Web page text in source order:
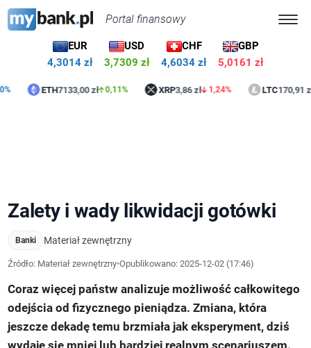
Portal finansowy
EUR
4,3014 zł
USD
3,7309 zł
CHF
4,6033 zł
GBP
5,0161 zł
ETH 7133,00 zł 0,11% XRP3,86 zł 1,24% LTC 170,91 zł
Zalety i wady likwidacji gotówki
Banki Materiał zewnętrzny
Źródło: Materiał zewnętrzny•Opublikowano:2025-12-02 (17:46)
Coraz więcej państw analizuje możliwość całkowitego
odejścia od fizycznego pieniądza. Zmiana, która
jeszcze dekadę temu brzmiała jak eksperyment, dziś
wydaje się mniej lub bardziej realnym scenariuszem.